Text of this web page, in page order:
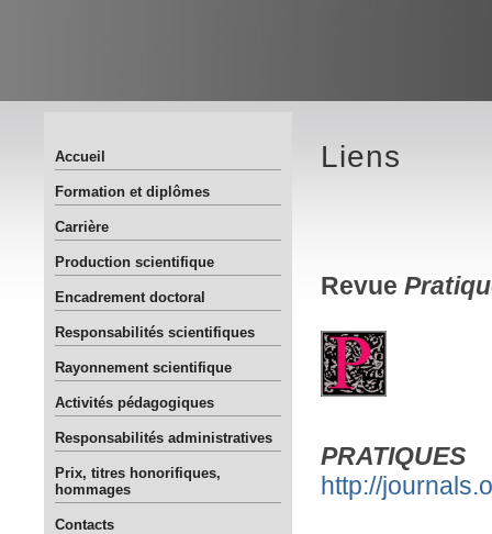
Accueil
Formation et diplômes
Carrière
Production scientifique
Encadrement doctoral
Responsabilités scientifiques
Rayonnement scientifique
Activités pédagogiques
Responsabilités administratives
Prix, titres honorifiques,
hommages
Contacts
Liens
Revue
PRATIQUES
http://